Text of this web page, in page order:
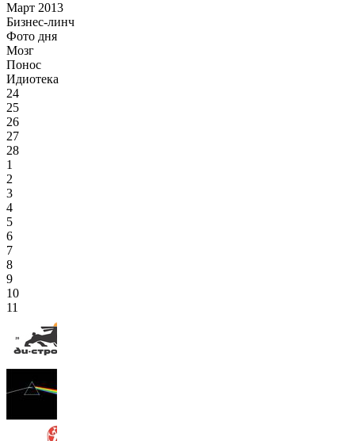
Март 2013
Бизнес-линч
Фото дня
Мозг
Понос
Идиотека
24
25
26
27
28
1
2
3
4
5
6
7
8
9
10
11